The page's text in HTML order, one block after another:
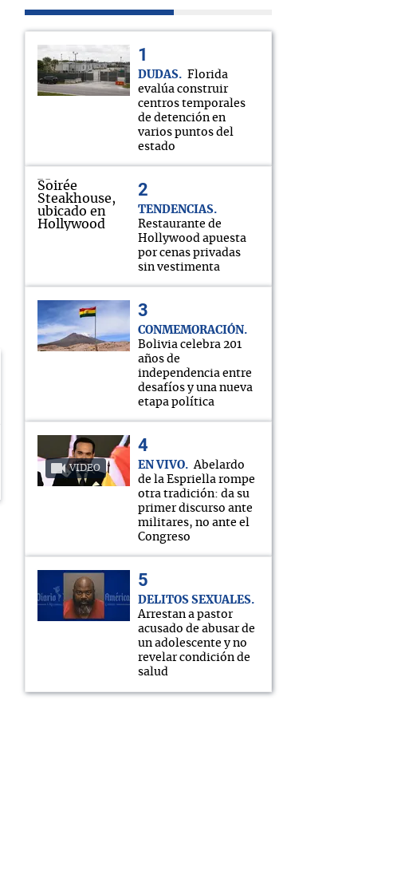
DUDAS
Florida
evalúa construir
centros temporales
de detención en
varios puntos del
estado
TENDENCIAS
Restaurante de
Hollywood apuesta
por cenas privadas
sin vestimenta
CONMEMORACIÓN
Bolivia celebra 201
años de
independencia entre
desafíos y una nueva
etapa política
VIDEO EN VIVO
Abelardo
de la Espriella rompe
otra tradición: da su
primer discurso ante
militares, no ante el
Congreso
DELITOS SEXUALES
Arrestan a pastor
acusado de abusar de
un adolescente y no
revelar condición de
salud